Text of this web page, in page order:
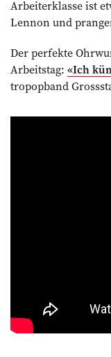
Arbeiterklasse ist
Lennon und
Der perfekte
Arbeitstag: «Ich
tropopband